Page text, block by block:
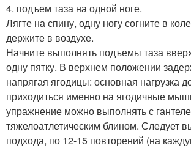
4. подъем таза на одной ноге.
Лягте на спину, одну ногу согните в
держите в воздухе.
Начните выполнять подъемы таза
одну пятку. В верхнем положении
напрягая ягодицы: основная нагрузка
приходиться именно на ягодичные
упражнение можно выполнять с
тяжелоатлетическим блином. Следует
подхода, по 12-15 повторений (на